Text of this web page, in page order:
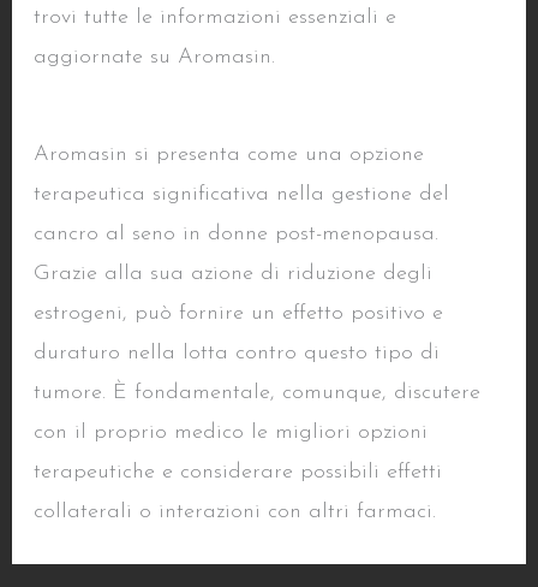
trovi tutte le informazioni essenziali e
aggiornate su Aromasin.
Aromasin si presenta come una opzione
terapeutica significativa nella gestione del
cancro al seno in donne post-menopausa.
Grazie alla sua azione di riduzione degli
estrogeni, può fornire un effetto positivo e
duraturo nella lotta contro questo tipo di
tumore. È fondamentale, comunque, discutere
con il proprio medico le migliori opzioni
terapeutiche e considerare possibili effetti
collaterali o interazioni con altri farmaci.